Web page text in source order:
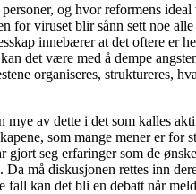
og hvor reformens
for viruset blir sånn sett noe
innebærer at det oftere er
det være med å dempe
organiseres, struktureres,
av dette i det som kalles
som mange mener er for
seg erfaringer som de
må diskusjonen rettes inn
kan det bli en debatt når